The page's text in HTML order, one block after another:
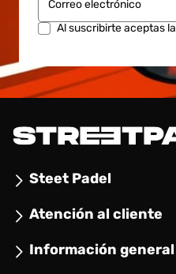
Correo electrónico
Al suscribirte aceptas la
Steet Padel
Atención al cliente
Información general